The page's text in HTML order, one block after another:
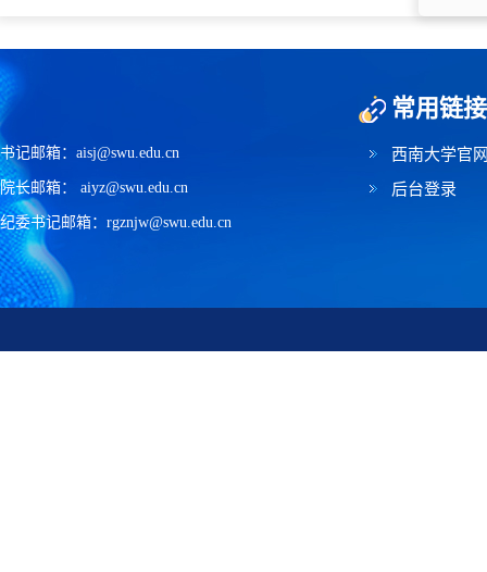
书记邮箱：aisj@swu.edu.cn
院长邮箱： aiyz@swu.edu.cn
纪委书记邮箱：rgznjw@swu.edu.cn
常用链接
西南大学官
后台登录